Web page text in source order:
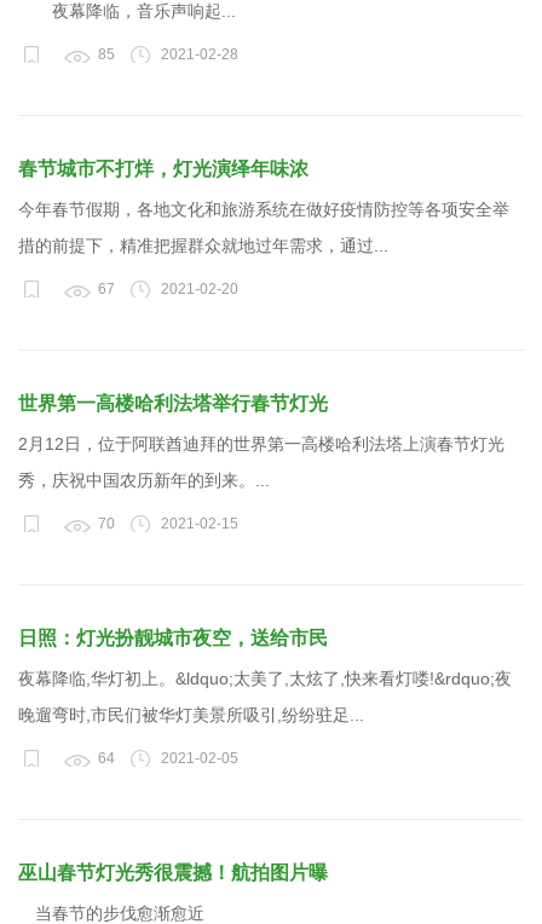
夜幕降临，音乐声响起...
85 2021-02-28
春节城市不打烊，灯光演绎年味浓
今年春节假期，各地文化和旅游系统在做好疫情防控等各项安全举
措的前提下，精准把握群众就地过年需求，通过...
67 2021-02-20
世界第一高楼哈利法塔举行春节灯光
2月12日，位于阿联酋迪拜的世界第一高楼哈利法塔上演春节灯光
秀，庆祝中国农历新年的到来。...
70 2021-02-15
日照：灯光扮靓城市夜空，送给市民
夜幕降临,华灯初上。&ldquo;太美了,太炫了,快来看灯喽!&rdquo;夜
晚遛弯时,市民们被华灯美景所吸引,纷纷驻足...
64 2021-02-05
巫山春节灯光秀很震撼！航拍图片曝
当春节的步伐愈渐愈近